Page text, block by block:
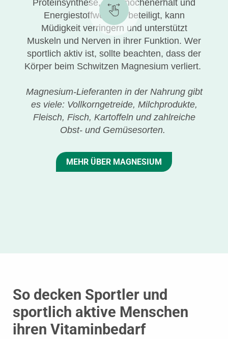
Proteinsynthese, am Knochenerhalt und
Energiestoffwechsel beteiligt, kann
Müdigkeit verringern und unterstützt
Muskeln und Nerven in ihrer Funktion. Wer
sportlich aktiv ist, sollte beachten, dass der
Körper beim Schwitzen Magnesium verliert.
Magnesium-Lieferanten in der Nahrung gibt
es viele: Vollkorngetreide, Milchprodukte,
Fleisch, Fisch, Kartoffeln und zahlreiche
Obst- und Gemüsesorten.
MEHR ÜBER MAGNESIUM
So decken Sportler und
sportlich aktive Menschen
ihren Vitaminbedarf